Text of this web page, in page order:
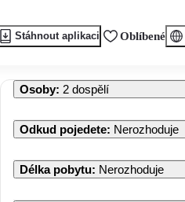
Stáhnout aplikaci Oblíbené
Osoby: 2 dospělí
Odkud pojedete: Nerozhoduje
Délka pobytu: Nerozhoduje